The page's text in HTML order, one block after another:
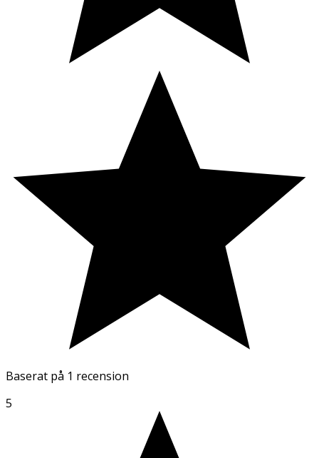
Baserat på 1 recension
5